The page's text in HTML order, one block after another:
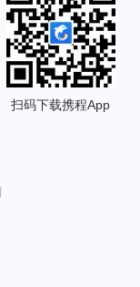
扫码下载携程App